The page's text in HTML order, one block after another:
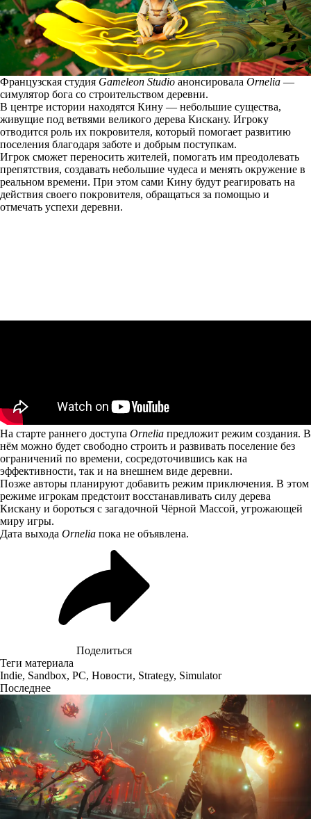
Французская студия Gameleon Studio анонсировала Ornelia —
симулятор бога со строительством деревни.
В центре истории находятся Кину — небольшие существа,
живущие под ветвями великого дерева Кискану. Игроку
отводится роль их покровителя, который помогает развитию
поселения благодаря заботе и добрым поступкам.
Игрок сможет переносить жителей, помогать им преодолевать
препятствия, создавать небольшие чудеса и менять окружение в
реальном времени. При этом сами Кину будут реагировать на
действия своего покровителя, обращаться за помощью и
отмечать успехи деревни.
На старте раннего доступа Ornelia предложит режим создания. В
нём можно будет свободно строить и развивать поселение без
ограничений по времени, сосредоточившись как на
эффективности, так и на внешнем виде деревни.
Позже авторы планируют добавить режим приключения. В этом
режиме игрокам предстоит восстанавливать силу дерева
Кискану и бороться с загадочной Чёрной Массой, угрожающей
миру игры.
Дата выхода Ornelia пока не объявлена.
Поделиться
Теги материала
Indie, Sandbox, PC, Новости, Strategy, Simulator
Последнее